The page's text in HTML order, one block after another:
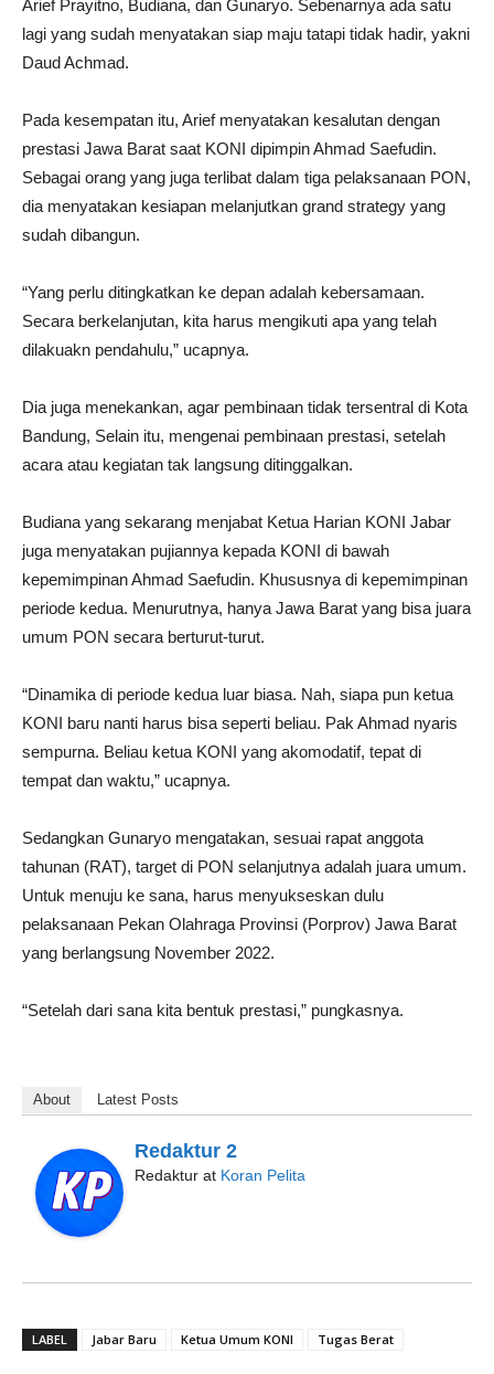
Arief Prayitno, Budiana, dan Gunaryo. Sebenarnya ada satu
lagi yang sudah menyatakan siap maju tatapi tidak hadir, yakni
Daud Achmad.
Pada kesempatan itu, Arief menyatakan kesalutan dengan
prestasi Jawa Barat saat KONI dipimpin Ahmad Saefudin.
Sebagai orang yang juga terlibat dalam tiga pelaksanaan PON,
dia menyatakan kesiapan melanjutkan grand strategy yang
sudah dibangun.
“Yang perlu ditingkatkan ke depan adalah kebersamaan.
Secara berkelanjutan, kita harus mengikuti apa yang telah
dilakuakn pendahulu,” ucapnya.
Dia juga menekankan, agar pembinaan tidak tersentral di Kota
Bandung, Selain itu, mengenai pembinaan prestasi, setelah
acara atau kegiatan tak langsung ditinggalkan.
Budiana yang sekarang menjabat Ketua Harian KONI Jabar
juga menyatakan pujiannya kepada KONI di bawah
kepemimpinan Ahmad Saefudin. Khususnya di kepemimpinan
periode kedua. Menurutnya, hanya Jawa Barat yang bisa juara
umum PON secara berturut-turut.
“Dinamika di periode kedua luar biasa. Nah, siapa pun ketua
KONI baru nanti harus bisa seperti beliau. Pak Ahmad nyaris
sempurna. Beliau ketua KONI yang akomodatif, tepat di
tempat dan waktu,” ucapnya.
Sedangkan Gunaryo mengatakan, sesuai rapat anggota
tahunan (RAT), target di PON selanjutnya adalah juara umum.
Untuk menuju ke sana, harus menyukseskan dulu
pelaksanaan Pekan Olahraga Provinsi (Porprov) Jawa Barat
yang berlangsung November 2022.
“Setelah dari sana kita bentuk prestasi,” pungkasnya.
About Latest Posts
Redaktur 2
Redaktur at Koran Pelita
LABEL Jabar Baru Ketua Umum KONI Tugas Berat